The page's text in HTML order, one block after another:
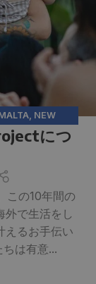
NEW
につ
この10年間の
外で生活をし
えるお手伝い
は有意...